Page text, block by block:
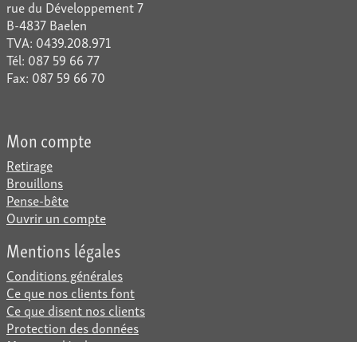
rue du Développement 7
B-4837 Baelen
TVA: 0439.208.971
Tél: 087 59 66 77
Fax: 087 59 66 70
Mon compte
Retirage
Brouillons
Pense-bête
Ouvrir un compte
Mentions légales
Conditions générales
Ce que nos clients font
Ce que disent nos clients
Protection des données